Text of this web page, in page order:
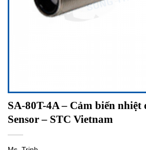
SA-80T-4A – Cảm biến nhiệt
Sensor – STC Vietnam